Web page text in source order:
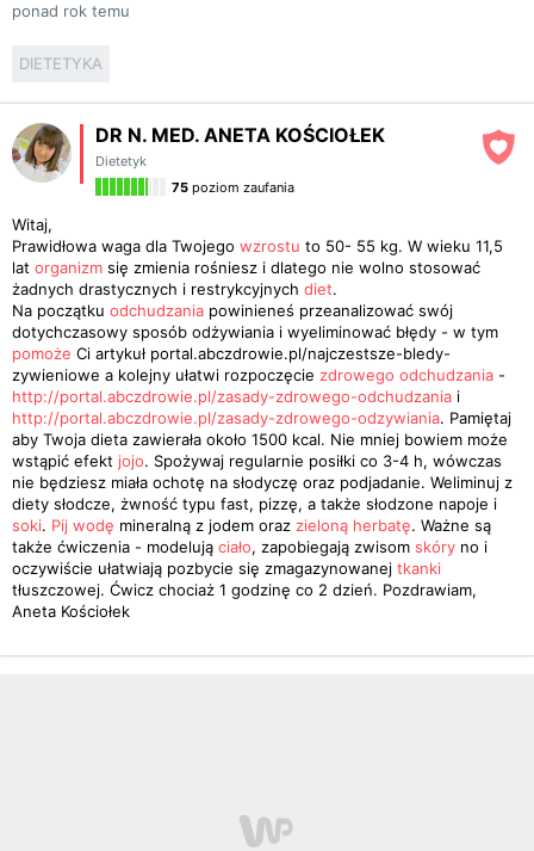
ponad rok temu
DIETETYKA
DR N. MED. ANETA KOŚCIOŁEK
Dietetyk
75 poziom zaufania
Witaj,
Prawidłowa waga dla Twojego wzrostu to 50- 55 kg. W wieku 11,5
lat organizm się zmienia rośniesz i dlatego nie wolno stosować
żadnych drastycznych i restrykcyjnych diet.
Na początku odchudzania powinieneś przeanalizować swój
dotychczasowy sposób odżywiania i wyeliminować błędy - w tym
pomoże Ci artykuł portal.abczdrowie.pl/najczestsze-bledy-
zywieniowe a kolejny ułatwi rozpoczęcie zdrowego odchudzania -
http://portal.abczdrowie.pl/zasady-zdrowego-odchudzania i
http://portal.abczdrowie.pl/zasady-zdrowego-odzywiania. Pamiętaj
aby Twoja dieta zawierała około 1500 kcal. Nie mniej bowiem może
wstąpić efekt jojo. Spożywaj regularnie posiłki co 3-4 h, wówczas
nie będziesz miała ochotę na słodyczę oraz podjadanie. Weliminuj z
diety słodcze, żwność typu fast, pizzę, a także słodzone napoje i
soki. Pij wodę mineralną z jodem oraz zieloną herbatę. Ważne są
także ćwiczenia - modelują ciało, zapobiegają zwisom skóry no i
oczywiście ułatwiają pozbycie się zmagazynowanej tkanki
tłuszczowej. Ćwicz chociaż 1 godzinę co 2 dzień. Pozdrawiam,
Aneta Kościołek